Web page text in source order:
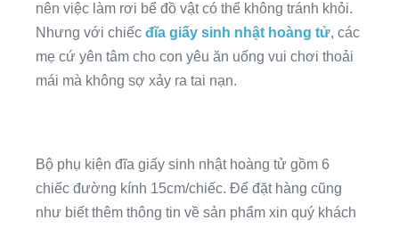
nên việc làm rơi bể đồ vật có thể không tránh khỏi.
Nhưng với chiếc đĩa giấy sinh nhật hoàng tử, các
mẹ cứ yên tâm cho con yêu ăn uống vui chơi thoải
mái mà không sợ xảy ra tai nạn.
Bộ phụ kiện đĩa giấy sinh nhật hoàng tử gồm 6
chiếc đường kính 15cm/chiếc. Để đặt hàng cũng
như biết thêm thông tin về sản phẩm xin quý khách